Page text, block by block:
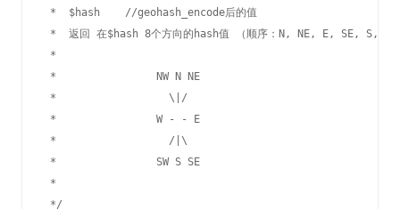
*  $hash    //geohash_encode后的值
*  返回 在$hash 8个方向的hash值 （顺序：N, NE, E, SE, S,
*
*		  NW N NE
*		    \|/
*		  W - - E
*		    /|\
*		  SW S SE
*
*/